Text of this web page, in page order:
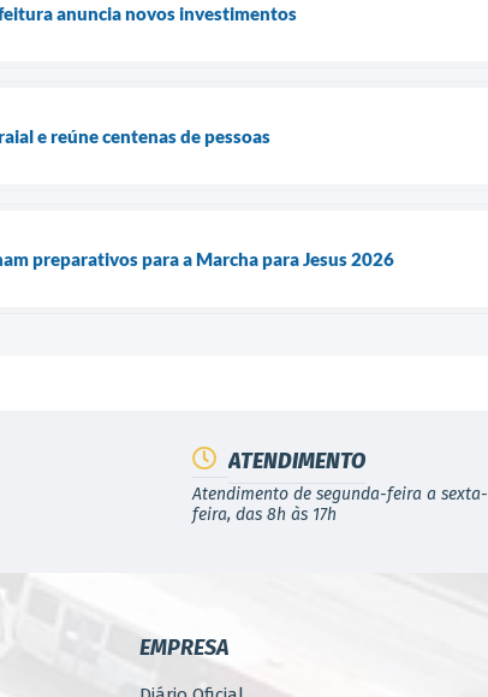
anuncia novos investimentos
e reúne centenas de pessoas
preparativos para a Marcha para Jesus 2026
ATENDIMENTO
Atendimento de segunda-feira a sexta-
feira, das 8h às 17h
EMPRESA